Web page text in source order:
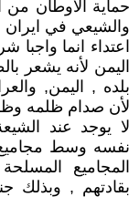
حماية الأوطان من
والشيعي في
اعتداء انما
اليمن لأنه يشعر
بلده , اليمن,
لأن صدام ظلمه
لا يوجد عند
نفسه وسط
المجاميع
بقادتهم , وبذلك